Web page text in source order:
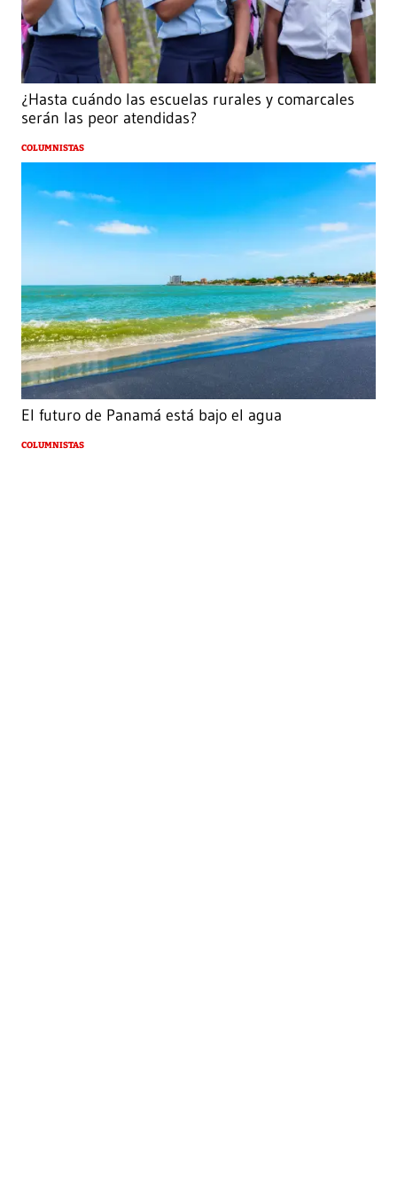
¿Hasta cuándo las escuelas rurales y comarcales
serán las peor atendidas?
COLUMNISTAS
El futuro de Panamá está bajo el agua
COLUMNISTAS